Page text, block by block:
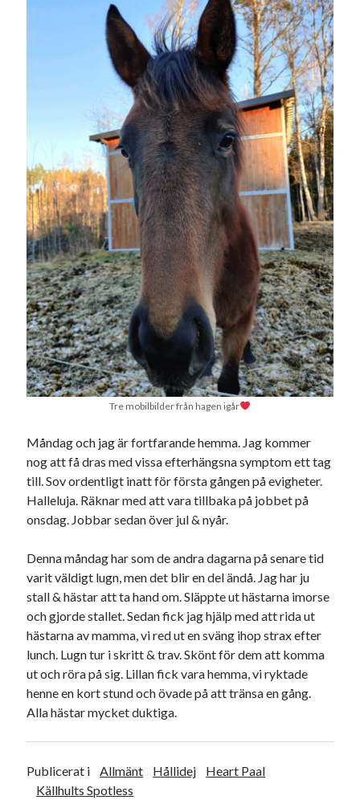
T T F L
S
1
2 4
5
6
7 9 10 11
12
13
14 15 16 17
19
20
21 22 23 24 25
26
27
28 29 30 31
« nov jan »
Arkiv
augusti 2026
juli 2026
april 2026
mars 2026
februari 2026
januari 2026
december 2025
oktober 2025
september 2025
augusti 2025
juli 2025
juni 2025
maj 2025
april 2025
mars 2025
februari 2025
november 2024
oktober 2024
Tre mobilbilder från hagen igår
Måndag och jag är fortfarande hemma. Jag kommer
nog att få dras med vissa efterhängsna symptom ett tag
till. Sov ordentligt inatt för första gången på evigheter.
Halleluja. Räknar med att vara tillbaka på jobbet på
onsdag. Jobbar sedan över jul & nyår.
Denna måndag har som de andra dagarna på senare tid
varit väldigt lugn, men det blir en del ändå. Jag har ju
stall & hästar att ta hand om. Släppte ut hästarna imorse
och gjorde stallet. Sedan fick jag hjälp med att rida ut
hästarna av mamma, vi red ut en sväng ihop strax efter
lunch. Lugn tur i skritt & trav. Skönt för dem att komma
ut och röra på sig. Lillan fick vara hemma, vi ryktade
henne en kort stund och övade på att tränsa en gång.
Alla hästar mycket duktiga.
Publicerat i Allmänt Hållidej
Heart Paal
Källhults Spotless